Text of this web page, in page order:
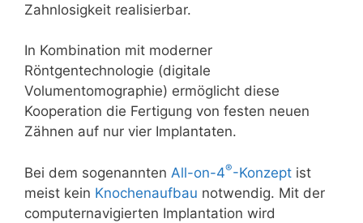
Zahnlosigkeit realisierbar.
In Kombination mit moderner
Röntgentechnologie (digitale
Volumentomographie) ermöglicht diese
Kooperation die Fertigung von festen neuen
Zähnen auf nur vier Implantaten.
Bei dem sogenannten All-on-4®-Konzept ist
meist kein Knochenaufbau notwendig. Mit der
computernavigierten Implantation wird